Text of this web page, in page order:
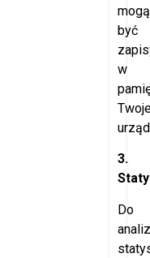
mogą
być
w
3.
Do